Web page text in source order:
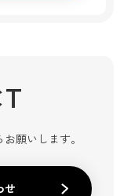
願いします。
せ